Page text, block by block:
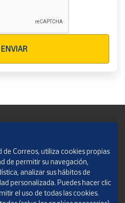
ENVIAR
de Correos, utiliza cookies propias
de permitir su navegación,
analizar sus hábitos de
personalizada. Puedes hacer clic
el uso de todas las cookies.